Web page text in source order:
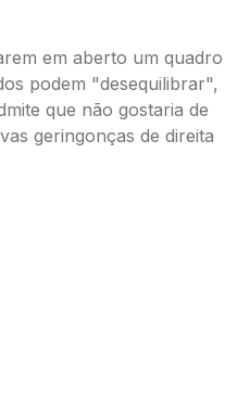
em aberto um quadro
podem "desequilibrar",
que não gostaria de
geringonças de direita